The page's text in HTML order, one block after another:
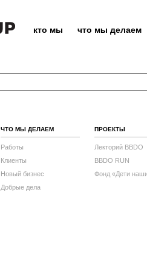
кто мы что мы делаем
ЧТО МЫ ДЕЛАЕМ
Работы
Клиенты
Новый бизнес
Добрые дела
ПРОЕКТЫ
Лекторий BBDO
BBDO RUN
Фонд «Дети